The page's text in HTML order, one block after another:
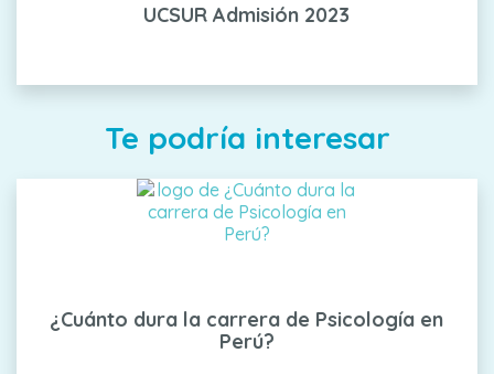
UCSUR Admisión 2023
Te podría interesar
¿Cuánto dura la carrera de Psicología en
Perú?